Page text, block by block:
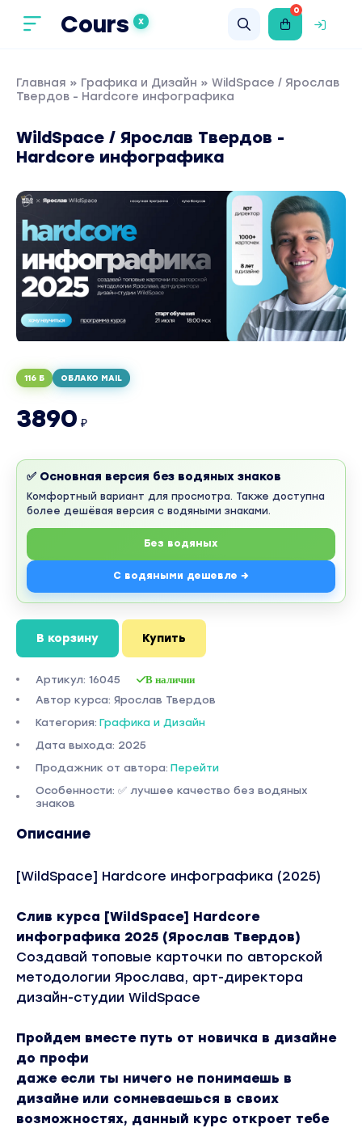
Cours X
0
Главная » Графика и Дизайн » WildSpace / Ярослав
Твердов - Hardcore инфографика
WildSpace / Ярослав Твердов -
Hardcore инфографика
116 Б ОБЛАКО MAIL
3890 ₽
✅ Основная версия без водяных знаков
Комфортный вариант для просмотра. Также доступна
более дешёвая версия с водяными знаками.
Без водяных
С водяными дешевле →
В корзину Купить
Артикул: 16045 В наличии
Автор курса: Ярослав Твердов
Категория: Графика и Дизайн
Дата выхода: 2025
Продажник от автора: Перейти
Особенности: ✅ лучшее качество без водяных
знаков
Описание
[WildSpace] Hardcore инфографика (2025)
Слив курса [WildSpace] Hardcore
инфографика 2025 (Ярослав Твердов)
Создавай топовые карточки по авторской
методологии Ярослава, арт-директора
дизайн-студии WildSpace
Пройдем вместе путь от новичка в дизайне
до профи
даже если ты ничего не понимаешь в
дизайне или сомневаешься в своих
возможностях, данный курс откроет тебе